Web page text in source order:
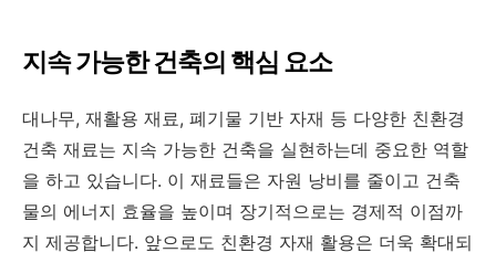
지속 가능한 건축의 핵심 요소
대나무, 재활용 재료, 폐기물 기반 자재 등 다양한 친환경
건축 재료는 지속 가능한 건축을 실현하는데 중요한 역할
을 하고 있습니다. 이 재료들은 자원 낭비를 줄이고 건축
물의 에너지 효율을 높이며 장기적으로는 경제적 이점까
지 제공합니다. 앞으로도 친환경 자재 활용은 더욱 확대되